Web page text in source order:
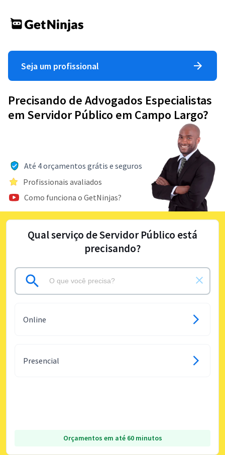
Seja um profissional
Precisando de Advogados Especialistas
em Servidor Público em Campo Largo?
Até 4 orçamentos grátis e seguros
Profissionais avaliados
Como funciona o GetNinjas?
Qual serviço de Servidor Público está
precisando?
Online
Presencial
Orçamentos em até 60 minutos